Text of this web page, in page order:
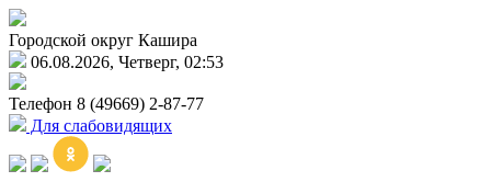
Городской округ Кашира
06.08.2026, Четверг, 02:53
Телефон 8 (49669) 2-87-77
Для слабовидящих